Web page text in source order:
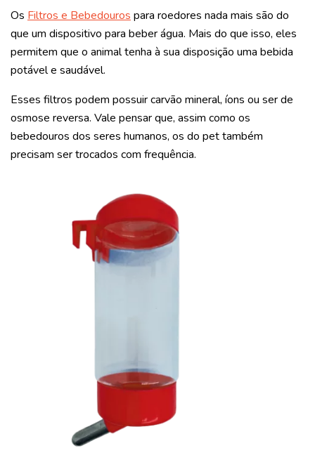
Os Filtros e Bebedouros para roedores nada mais são do
que um dispositivo para beber água. Mais do que isso, eles
permitem que o animal tenha à sua disposição uma bebida
potável e saudável.
Esses filtros podem possuir carvão mineral, íons ou ser de
osmose reversa. Vale pensar que, assim como os
bebedouros dos seres humanos, os do pet também
precisam ser trocados com frequência.